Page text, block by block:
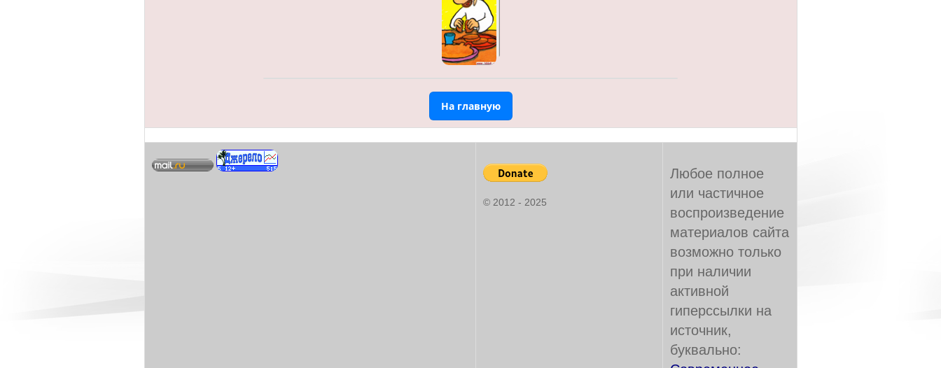
На главную
© 2012 - 2025
Любое полное
или частичное
воспроизведение
материалов сайта
возможно только
при наличии
активной
гиперссылки на
источник,
буквально: